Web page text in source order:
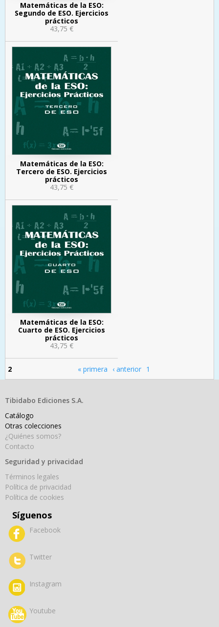
Matemáticas de la ESO:
Segundo de ESO. Ejercicios
prácticos
43,75 €
Matemáticas de la ESO:
Tercero de ESO. Ejercicios
prácticos
43,75 €
Matemáticas de la ESO:
Cuarto de ESO. Ejercicios
prácticos
43,75 €
Páginas « primera ‹ anterior 1
2
Tibidabo Ediciones S.A.
Catálogo
Otras colecciones
¿Quiénes somos?
Contacto
Seguridad y privacidad
Términos legales
Política de privacidad
Política de cookies
Síguenos
Facebook
Twitter
Instagram
Youtube